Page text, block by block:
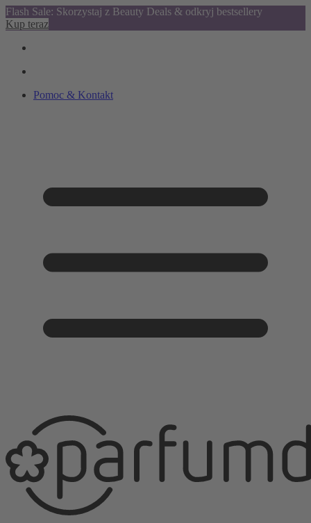
Flash Sale: Skorzystaj z Beauty Deals & odkryj bestsellery
Kup teraz
Pomoc & Kontakt